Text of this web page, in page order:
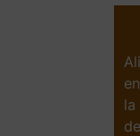
la